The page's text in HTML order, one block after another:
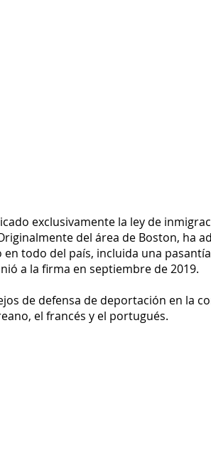
exclusivamente la ley de
del área de Boston, ha
todo del país, incluida una
a la firma en septiembre de 2019.
de defensa de deportación en la
el francés y el portugués.